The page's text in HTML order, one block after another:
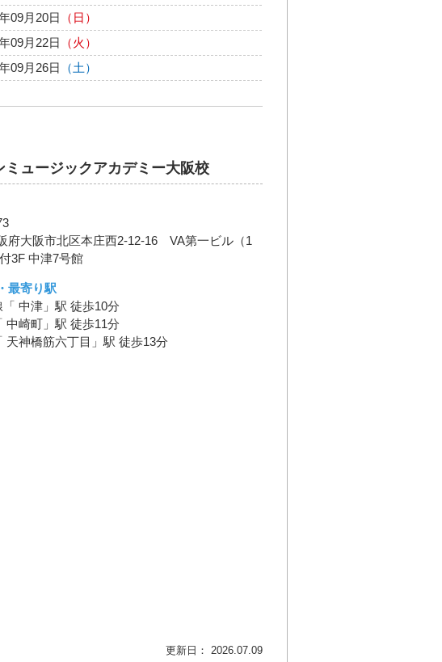
09月20日 （日）
09月22日 （火）
09月26日 （土）
ミュージックアカデミー大阪校
府大阪市北区本庄西2-12-16 VA第一ビル（1
3F 中津7号館
最寄り駅
中津」駅 徒歩10分
中崎町」駅 徒歩11分
天神橋筋六丁目」駅 徒歩13分
更新日： 2026.07.09